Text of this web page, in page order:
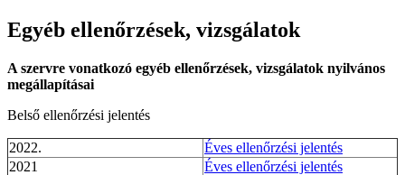
Egyéb ellenőrzések, vizsgálatok
A szervre vonatkozó egyéb ellenőrzések, vizsgálatok nyilvános
megállapításai
Belső ellenőrzési jelentés
2022.
Éves ellenőrzési jelentés
2021
Éves ellenőrzési jelentés